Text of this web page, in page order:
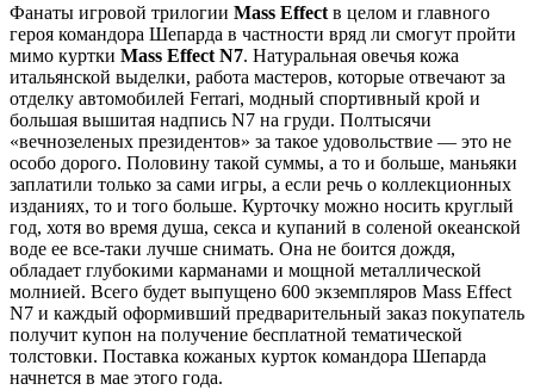
Фанаты игровой трилогии Mass Effect в целом и главного
героя командора Шепарда в частности вряд ли смогут пройти
мимо куртки Mass Effect N7. Натуральная овечья кожа
итальянской выделки, работа мастеров, которые отвечают за
отделку автомобилей Ferrari, модный спортивный крой и
большая вышитая надпись N7 на груди. Полтысячи
«вечнозеленых президентов» за такое удовольствие — это не
особо дорого. Половину такой суммы, а то и больше, маньяки
заплатили только за сами игры, а если речь о коллекционных
изданиях, то и того больше. Курточку можно носить круглый
год, хотя во время душа, секса и купаний в соленой океанской
воде ее все-таки лучше снимать. Она не боится дождя,
обладает глубокими карманами и мощной металлической
молнией. Всего будет выпущено 600 экземпляров Mass Effect
N7 и каждый оформивший предварительный заказ покупатель
получит купон на получение бесплатной тематической
толстовки. Поставка кожаных курток командора Шепарда
начнется в мае этого года.